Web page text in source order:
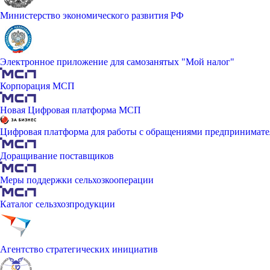
Министерство экономического развития РФ
Электронное приложение для самозанятых "Мой налог"
Корпорация МСП
Новая Цифровая платформа МСП
Цифровая платформа для работы с обращениями
Доращивание поставщиков
Меры поддержки сельхозкооперации
Каталог сельзхозпродукции
Агентство стратегических инициатив